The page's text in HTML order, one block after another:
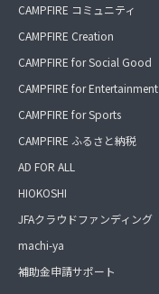
CAMPFIRE コミュニティ
CAMPFIRE Creation
CAMPFIRE for Social Good
CAMPFIRE for Entertainment
CAMPFIRE for Sports
CAMPFIRE ふるさと納税
AD FOR ALL
HIOKOSHI
JFAクラウドファンディング
machi-ya
補助金申請サポート